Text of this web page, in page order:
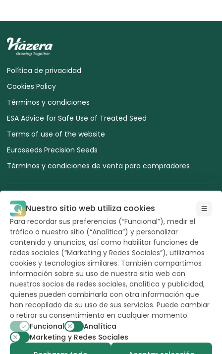
Política de privacidad
Cookies Policy
Términos y condiciones
ESA Advice for Safe Use of Treated Seed
Terms of use of the website
Euroseeds Precision Seeds
Términos y condiciones de venta para compradores
Todos los derechos
reservados a
Hazera 2026
¿Quieres mantenerte actualizado?
powerd byopus
Nuestro sitio web utiliza cookies
Para recordar sus preferencias (“Funcional”), medir el
tráfico a nuestro sitio (“Analítica”) y personalizar
contenido y anuncios, así como habilitar funciones de
redes sociales (“Marketing y Redes Sociales”), utilizamos
cookies y tecnologías similares. También compartimos
información sobre su uso de nuestro sitio web con
nuestros socios de redes sociales, analítica y publicidad,
quienes pueden combinarla con otra información que
han recopilado de su uso de sus servicios. Puede cambiar
o retirar su consentimiento en cualquier momento.
Funcional
Analítica
Marketing y Redes Sociales